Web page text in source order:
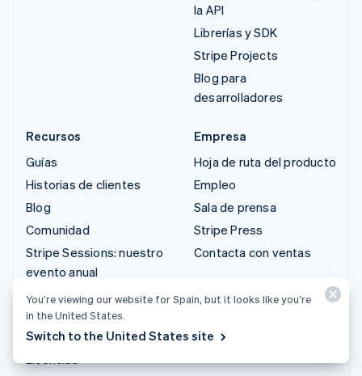
la API
Librerías y SDK
Stripe Projects
Blog para
desarrolladores
Recursos
Guías
Historias de clientes
Blog
Comunidad
Stripe Sessions: nuestro
evento anual
Privacidad y condiciones
Empresas restringidas y
prohibidas
Empresa
Hoja de ruta del producto
Empleo
Sala de prensa
Stripe Press
Contacta con ventas
You’re viewing our website for Spain, but it looks like you’re
in the United States.
Switch to the United States site